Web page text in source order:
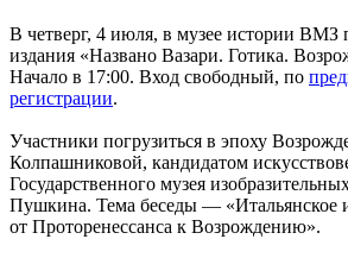
В четверг, 4 июля, в музее истории ВМЗ
издания «Названо Вазари. Готика.
Начало в 17:00. Вход свободный, по
регистрации.
Участники погрузиться в эпоху
Колпашниковой, кандидатом
Государственного музея
Пушкина. Тема беседы — «Итальянское
от Проторенессанса к Возрождению».